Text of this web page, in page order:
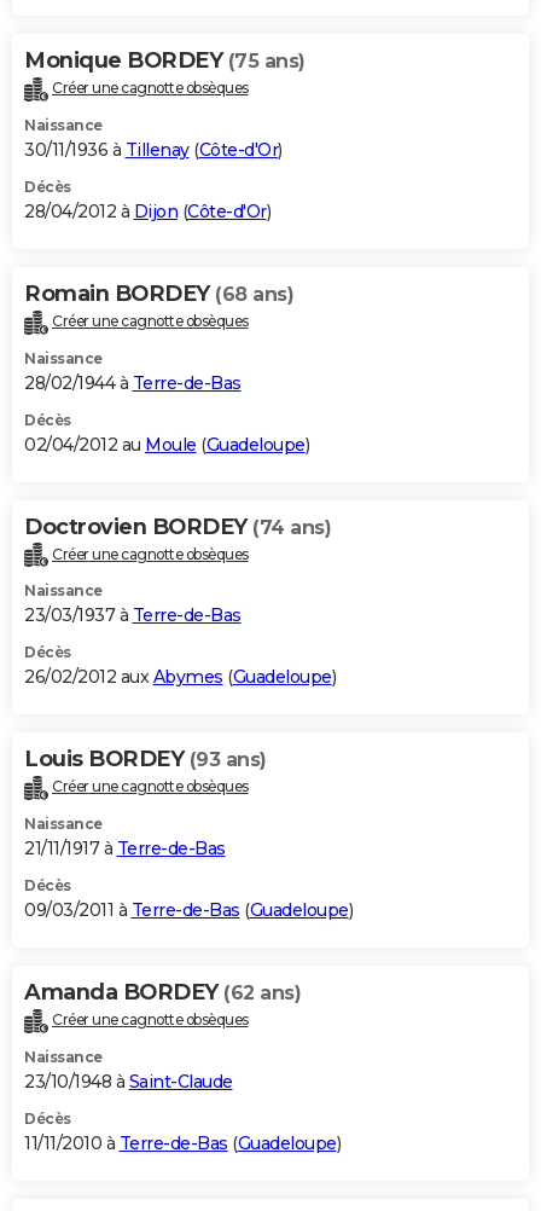
Monique BORDEY (75 ans)
Créer une cagnotte obsèques
Naissance
30/11/1936 à Tillenay(Côte-d'Or)
Décès
28/04/2012 à Dijon (Côte-d'Or)
Romain BORDEY (68 ans)
Créer une cagnotte obsèques
Naissance
28/02/1944 à Terre-de-Bas
Décès
02/04/2012 au Moule (Guadeloupe)
Doctrovien BORDEY (74 ans)
Créer une cagnotte obsèques
Naissance
23/03/1937 à Terre-de-Bas
Décès
26/02/2012 auxAbymes (Guadeloupe)
Louis BORDEY (93 ans)
Créer une cagnotte obsèques
Naissance
21/11/1917 à Terre-de-Bas
Décès
09/03/2011 à Terre-de-Bas (Guadeloupe)
Amanda BORDEY (62 ans)
Créer une cagnotte obsèques
Naissance
23/10/1948 à Saint-Claude
Décès
11/11/2010 à Terre-de-Bas (Guadeloupe)